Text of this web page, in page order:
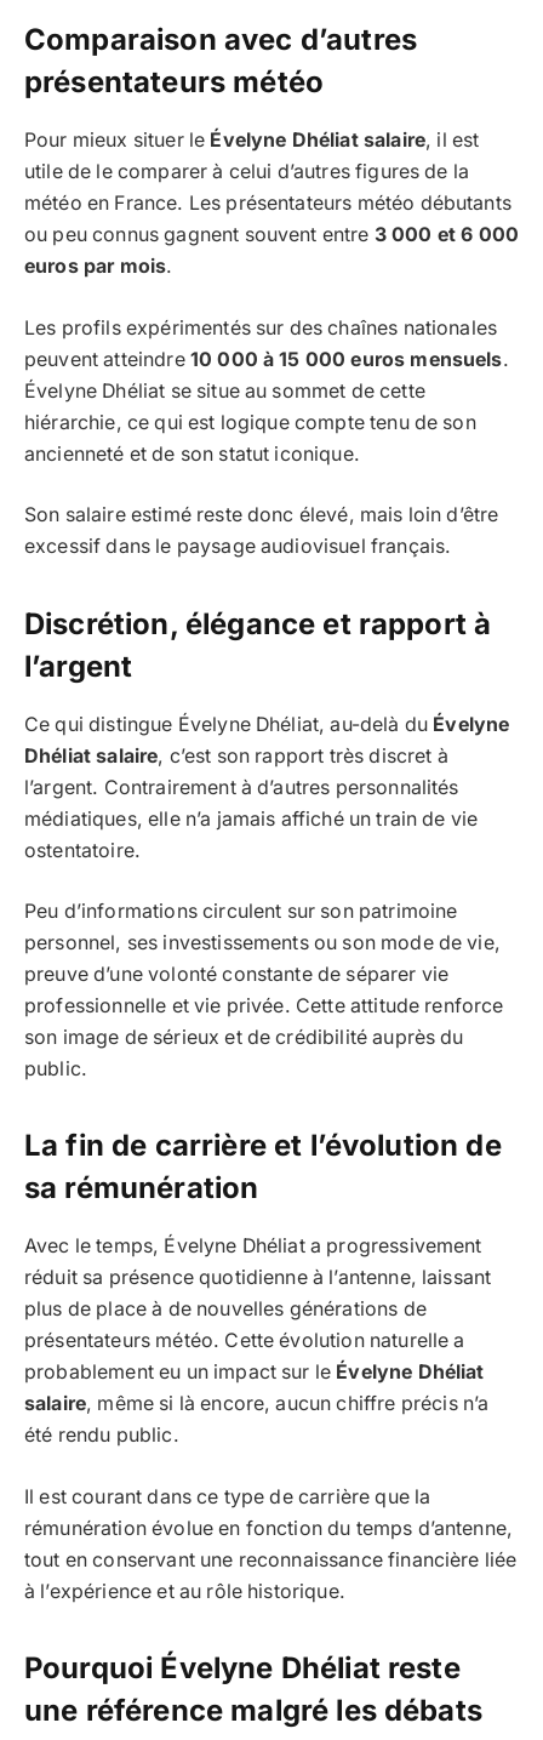
Comparaison avec d’autres
présentateurs météo
Pour mieux situer le Évelyne Dhéliat salaire, il est
utile de le comparer à celui d’autres figures de la
météo en France. Les présentateurs météo débutants
ou peu connus gagnent souvent entre 3 000 et 6 000
euros par mois.
Les profils expérimentés sur des chaînes nationales
peuvent atteindre 10 000 à 15 000 euros mensuels.
Évelyne Dhéliat se situe au sommet de cette
hiérarchie, ce qui est logique compte tenu de son
ancienneté et de son statut iconique.
Son salaire estimé reste donc élevé, mais loin d’être
excessif dans le paysage audiovisuel français.
Discrétion, élégance et rapport à
l’argent
Ce qui distingue Évelyne Dhéliat, au-delà du Évelyne
Dhéliat salaire, c’est son rapport très discret à
l’argent. Contrairement à d’autres personnalités
médiatiques, elle n’a jamais affiché un train de vie
ostentatoire.
Peu d’informations circulent sur son patrimoine
personnel, ses investissements ou son mode de vie,
preuve d’une volonté constante de séparer vie
professionnelle et vie privée. Cette attitude renforce
son image de sérieux et de crédibilité auprès du
public.
La fin de carrière et l’évolution de
sa rémunération
Avec le temps, Évelyne Dhéliat a progressivement
réduit sa présence quotidienne à l’antenne, laissant
plus de place à de nouvelles générations de
présentateurs météo. Cette évolution naturelle a
probablement eu un impact sur le Évelyne Dhéliat
salaire, même si là encore, aucun chiffre précis n’a
été rendu public.
Il est courant dans ce type de carrière que la
rémunération évolue en fonction du temps d’antenne,
tout en conservant une reconnaissance financière liée
à l’expérience et au rôle historique.
Pourquoi Évelyne Dhéliat reste
une référence malgré les débats